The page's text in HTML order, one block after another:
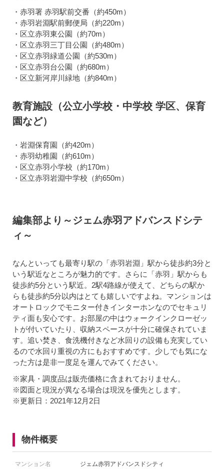
・赤羽署 赤羽駅前交番（約450m）
・赤羽岩淵駅前郵便局（約220m）
・区立赤羽東公園（約70m）
・区立赤羽三丁目公園（約480m）
・区立赤羽緑道公園（約530m）
・区立赤羽台公園（約680m）
・区立新河岸川緑地（約840m）
教育施設（公立小学校・中学校 学区、保育
園など）
・岩淵保育園（約420m）
・赤羽幼稚園（約610m）
・区立赤羽小学校（約170m）
・区立赤羽岩淵中学校（約650m）
編集部より～ジェム赤羽アドバンスドシテ
ィ～
なんといっても最寄り駅の「赤羽岩淵」駅から徒歩約3分と
いう駅近なところが魅力的です。さらに「赤羽」駅からも
徒歩約5分という駅近。2駅4路線が使えて、どちらの駅か
らも徒歩約5分以内はとても嬉しいですよね。マンションは
オートロックでモニター付きインターホンなのでセキュリ
ティ面も安心です。お部屋の中はウォークインクローゼッ
トが付いていたり、収納スペースが十分に確保されていま
す。追い焚き、食洗機付きなど水回りの設備も充実してい
るので水回り重視の方にもおすすめです。少しでも気にな
った方は是非一度足を運んでみてください。
※家具・調度品は販売価格に含まれておりません。
※図面と現況が異なる場合は現況を優先とします。
※更新日：2021年12月2日
物件概要
マンション名 ジェム赤羽アドバンスドシティ